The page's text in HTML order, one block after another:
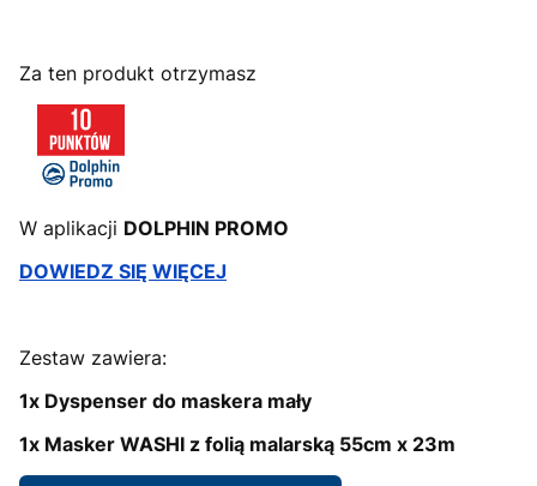
Za ten produkt otrzymasz
W aplikacji DOLPHIN PROMO
DOWIEDZ SIĘ WIĘCEJ
Zestaw zawiera:
1x Dyspenser do maskera mały
1x Masker WASHI z folią malarską 55cm x 23m